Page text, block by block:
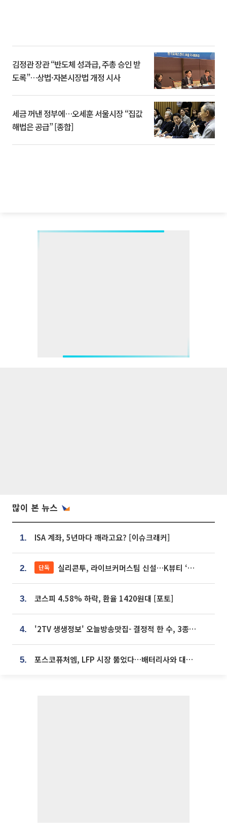
김정관 장관 “반도체 성과급, 주총 승인 받
도록”…상법·자본시장법 개정 시사
세금 꺼낸 정부에…오세훈 서울시장 “집값
해법은 공급” [종합]
많이 본 뉴스
1. ISA 계좌, 5년마다 깨라고요? [이슈크래커]
2. 단독 실리콘투, 라이브커머스팀 신설…K뷰티 ‘글로벌 판매망’ 확대[K뷰티 라방戰]
3. 코스피 4.58% 하락, 환율 1420원대 [포토]
4. '2TV 생생정보' 오늘방송맛집- 결정적 한 수, 3종 메밀면! 메밀 소바 맛집 '의○○○○'
5. 포스코퓨처엠, LFP 시장 뚫었다…배터리사와 대규모 장기 공급 합의